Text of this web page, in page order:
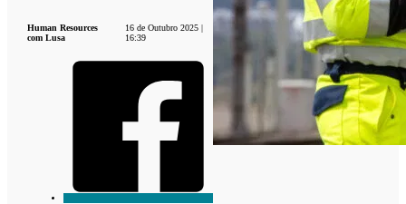
Human Resources
com Lusa
16 de Outubro 2025 |
16:39